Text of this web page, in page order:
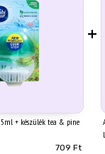
+ készülék tea & pine
709 Ft
+